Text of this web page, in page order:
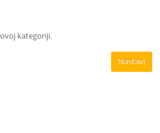
kategoriji.
Nastavi